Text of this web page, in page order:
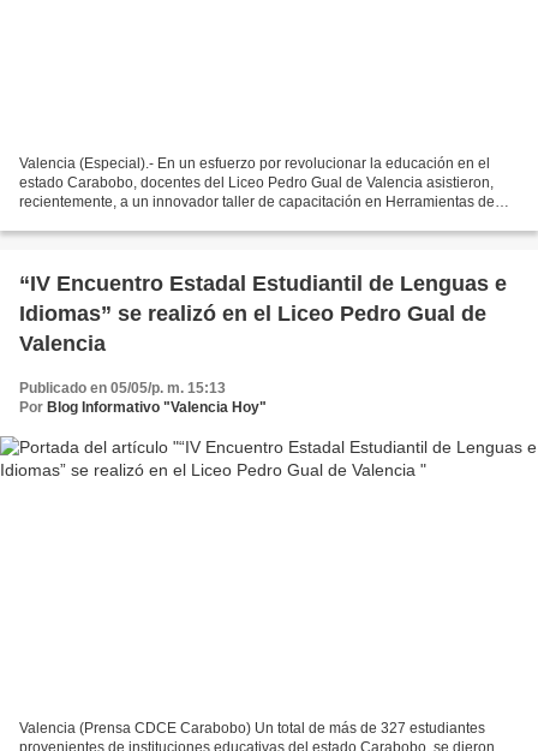
Valencia (Especial).- En un esfuerzo por revolucionar la educación en el
estado Carabobo, docentes del Liceo Pedro Gual de Valencia asistieron,
recientemente, a un innovador taller de capacitación en Herramientas de
“IV Encuentro Estadal Estudiantil de Lenguas e
Idiomas” se realizó en el Liceo Pedro Gual de
Valencia
Publicado en 05/05/p. m. 15:13
Por Blog Informativo "Valencia Hoy"
Valencia (Prensa CDCE Carabobo) Un total de más de 327 estudiantes
provenientes de instituciones educativas del estado Carabobo, se dieron